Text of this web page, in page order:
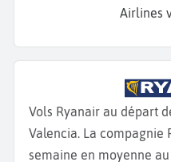
Airlines
Vols Ryanair au départ
Valencia. La compagnie
semaine en moyenne